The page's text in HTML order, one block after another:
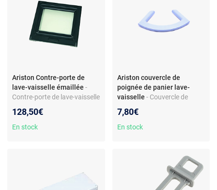
Ariston Contre-porte de
lave-vaisselle émaillée -
Contre-porte de lave-vaisselle
d’origine – Compatible
Ariston/Indesit
128,50€
En stock
Ariston couvercle de
poignée de panier lave-
vaisselle - Couvercle de
vaisselle - Compatible modèle
Ariston LL42EU - Référence
7,80€
En stock